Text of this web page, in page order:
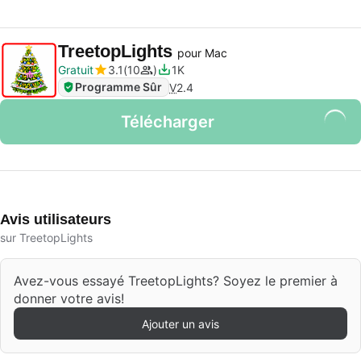
TreetopLights pour Mac
Gratuit
3.1 10
1K
Programme Sûr V2.4
Télécharger
Avis utilisateurs
sur TreetopLights
Avez-vous essayé TreetopLights? Soyez le premier à
donner votre avis!
Ajouter un avis